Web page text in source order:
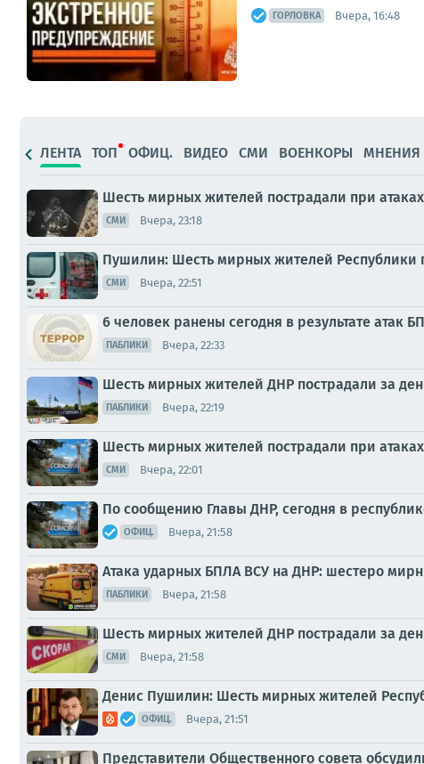
ГОРЛОВКА Вчера, 16:48
ЛЕНТА ТОП ОФИЦ. ВИДЕО СМИ ВОЕНКОРЫ МНЕНИЯ
Шесть мирных жителей пострадали при
СМИ Вчера, 23:18
Пушилин: Шесть мирных жителей Республики
СМИ Вчера, 22:51
6 человек ранены сегодня в результате атак
ПАБЛИКИ Вчера, 22:33
Шесть мирных жителей ДНР пострадали за
ПАБЛИКИ Вчера, 22:19
Шесть мирных жителей пострадали при
СМИ Вчера, 22:01
По сообщению Главы ДНР, сегодня в
ОФИЦ. Вчера, 21:58
Атака ударных БПЛА ВСУ на ДНР: шестеро
ПАБЛИКИ Вчера, 21:58
Шесть мирных жителей ДНР пострадали за
СМИ Вчера, 21:58
Денис Пушилин: Шесть мирных жителей
ОФИЦ. Вчера, 21:51
Представители Общественного совета